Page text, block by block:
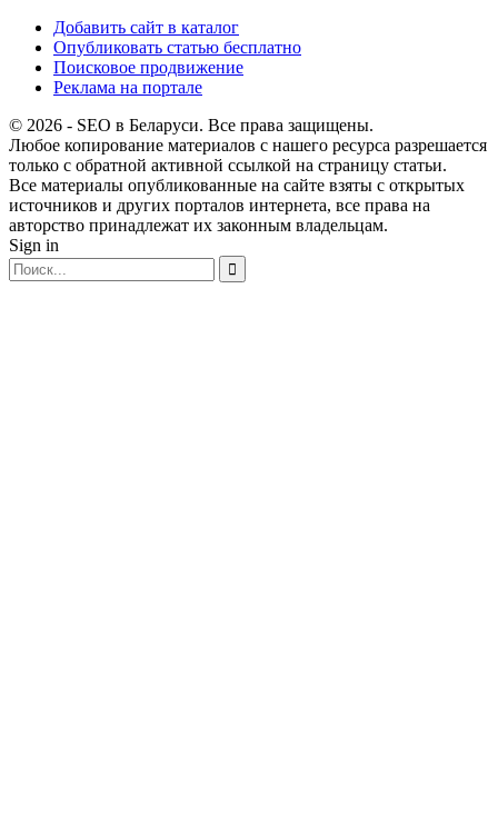
Добавить сайт в каталог
Опубликовать статью бесплатно
Поисковое продвижение
Реклама на портале
© 2026 - SEO в Беларуси. Все права защищены.
Любое копирование материалов с нашего ресурса разрешается
только с обратной активной ссылкой на страницу статьи.
Все материалы опубликованные на сайте взяты с открытых
источников и других порталов интернета, все права на
авторство принадлежат их законным владельцам.
Sign in